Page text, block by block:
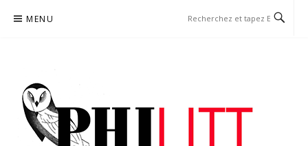
MENU